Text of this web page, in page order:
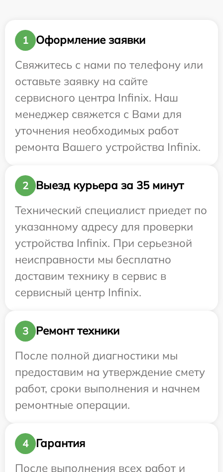
1
Оформление заявки
Свяжитесь с нами по телефону или
оставьте заявку на сайте
сервисного центра Infinix. Наш
менеджер свяжется с Вами для
уточнения необходимых работ
ремонта Вашего устройства Infinix.
2
Выезд курьера за 35 минут
Технический специалист приедет по
указанному адресу для проверки
устройства Infinix. При серьезной
неисправности мы бесплатно
доставим технику в сервис в
сервисный центр Infinix.
3
Ремонт техники
После полной диагностики мы
предоставим на утверждение смету
работ, сроки выполнения и начнем
ремонтные операции.
4
Гарантия
После выполнения всех работ и